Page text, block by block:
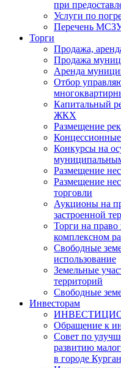
при
Услуги по
Перечень
Торги
Продажа,
Продажа
Аренда
Отбор
Капитальный
ЖКХ
Размещение
Конкурсы на
Размещение
Размещение
торговли
Аукционы на
застроенной
Торги на право
комплексном
Свободные
использование
Земельные
территорий
Свободные
Инвесторам
Обращение к
Совет по
развитию
в городе